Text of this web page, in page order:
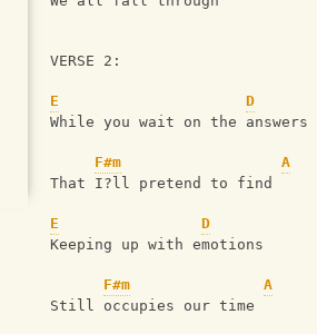
VERSE 2:
E
D
While you wait on the answers
F#m A
That I?ll pretend to find
E
D
Keeping up with emotions
F#m A
Still occupies our time